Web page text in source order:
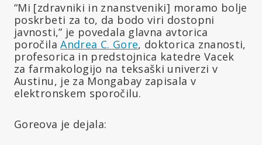
“Mi [zdravniki in znanstveniki] moramo bolje
poskrbeti za to, da bodo viri dostopni
javnosti,” je povedala glavna avtorica
poročilaAndrea C. Gore, doktorica znanosti,
profesorica in predstojnica katedre Vacek
za farmakologijo na teksaški univerzi v
Austinu, je za Mongabay zapisala v
elektronskem sporočilu.
Goreova je dejala: